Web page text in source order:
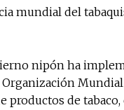
mundial del
nipón ha
productos de tabaco,